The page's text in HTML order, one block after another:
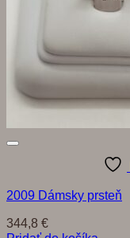
2009 Dámsky prsteň
344,8 €